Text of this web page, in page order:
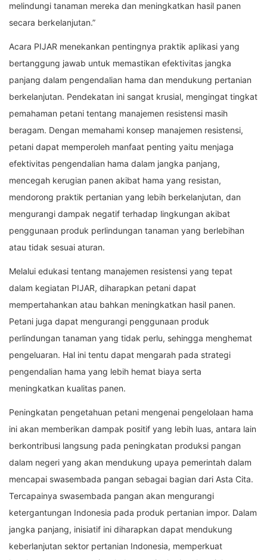
melindungi tanaman mereka dan meningkatkan hasil panen
secara berkelanjutan.”
Acara PIJAR menekankan pentingnya praktik aplikasi yang
bertanggung jawab untuk memastikan efektivitas jangka
panjang dalam pengendalian hama dan mendukung pertanian
berkelanjutan. Pendekatan ini sangat krusial, mengingat tingkat
pemahaman petani tentang manajemen resistensi masih
beragam. Dengan memahami konsep manajemen resistensi,
petani dapat memperoleh manfaat penting yaitu menjaga
efektivitas pengendalian hama dalam jangka panjang,
mencegah kerugian panen akibat hama yang resistan,
mendorong praktik pertanian yang lebih berkelanjutan, dan
mengurangi dampak negatif terhadap lingkungan akibat
penggunaan produk perlindungan tanaman yang berlebihan
atau tidak sesuai aturan.
Melalui edukasi tentang manajemen resistensi yang tepat
dalam kegiatan PIJAR, diharapkan petani dapat
mempertahankan atau bahkan meningkatkan hasil panen.
Petani juga dapat mengurangi penggunaan produk
perlindungan tanaman yang tidak perlu, sehingga menghemat
pengeluaran. Hal ini tentu dapat mengarah pada strategi
pengendalian hama yang lebih hemat biaya serta
meningkatkan kualitas panen.
Peningkatan pengetahuan petani mengenai pengelolaan hama
ini akan memberikan dampak positif yang lebih luas, antara lain
berkontribusi langsung pada peningkatan produksi pangan
dalam negeri yang akan mendukung upaya pemerintah dalam
mencapai swasembada pangan sebagai bagian dari Asta Cita.
Tercapainya swasembada pangan akan mengurangi
ketergantungan Indonesia pada produk pertanian impor. Dalam
jangka panjang, inisiatif ini diharapkan dapat mendukung
keberlanjutan sektor pertanian Indonesia, memperkuat